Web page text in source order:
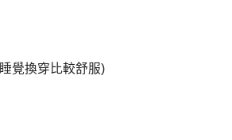
覺換穿比較舒服)